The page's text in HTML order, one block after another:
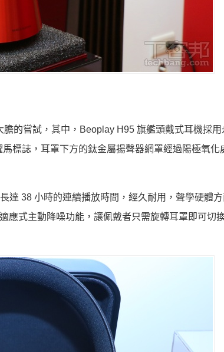
的嘗試，其中，Beoplay H95 旗艦頭戴式耳機採
標誌，耳罩下方的鈦金屬揚聲器網罩經過陽極氧化
達 38 小時的連續播放時間，經久耐用，聲學硬體
應式主動降噪功能，讓佩戴者只需旋轉耳罩即可切